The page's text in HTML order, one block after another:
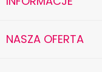
NASZA OFERTA